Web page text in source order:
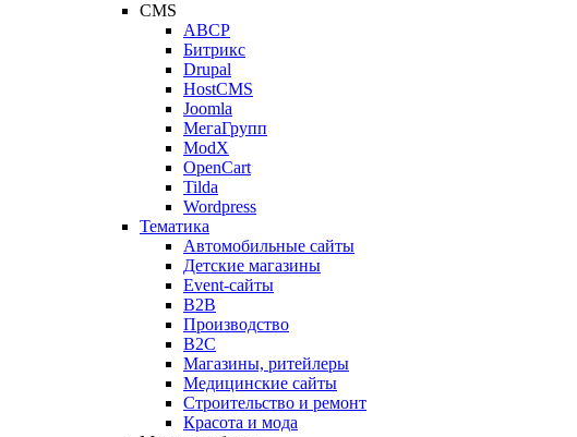
CMS
ABCP
Битрикс
Drupal
HostCMS
Joomla
МегаГрупп
ModX
OpenCart
Tilda
Wordpress
Тематика
Автомобильные сайты
Детские магазины
Event-сайты
B2B
Производство
B2C
Магазины, ритейлеры
Медицинские сайты
Строительство и ремонт
Красота и мода